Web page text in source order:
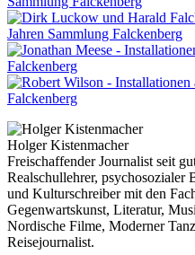
Holger Kistenmacher
Freischaffender Journalist seit
Realschullehrer, psychosozialer
und Kulturschreiber mit den
Gegenwartskunst, Literatur,
Nordische Filme, Moderner
Reisejournalist.